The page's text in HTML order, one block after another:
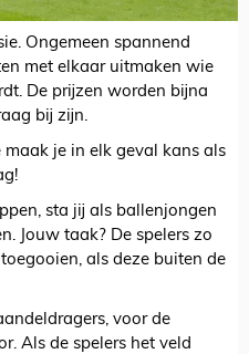
Ongemeen spannend
met elkaar uitmaken wie
De prijzen worden bijna
bij zijn.
je in elk geval kans als
sta jij als ballenjongen
Jouw taak? De spelers zo
als deze buiten de
voor de
Als de spelers het veld